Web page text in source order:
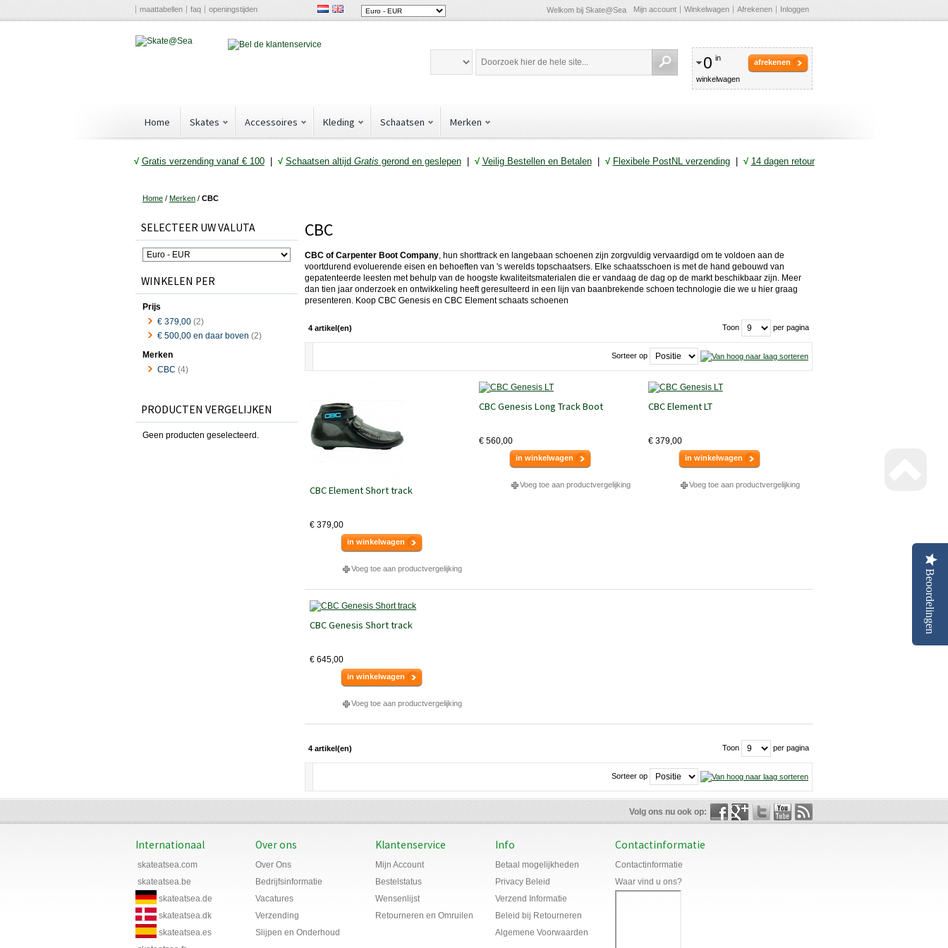
maattabellen faq openingstijden Welkom bij Skate@Sea Mijn account Winkelwagen Afrekenen Inloggen
0 in
winkelwagen
afrekenen
Home Skates Accessoires Kleding Schaatsen Merken
√ Gratis verzending vanaf € 100| √ Schaatsen altijd Gratis gerond en geslepen| √ Veilig Bestellen en Betalen| √ Flexibele PostNL verzending| √ 14 dagen retour
Home / Merken / CBC
CBC
CBC of Carpenter Boot Company, hun shorttrack en langebaan schoenen zijn zorgvuldig vervaardigd om te voldoen aan de
voortdurend evoluerende eisen en behoeften van 's werelds topschaatsers. Elke schaatsschoen is met de hand gebouwd van
gepatenteerde leesten met behulp van de hoogste kwaliteitsmaterialen die er vandaag de dag op de markt beschikbaar zijn. Meer
dan tien jaar onderzoek en ontwikkeling heeft geresulteerd in een lijn van baanbrekende schoen technologie die we u hier graag
presenteren. Koop CBC Genesis en CBC Element schaats schoenen
4 artikel(en) Toon per pagina
Sorteer op
CBC Element Short track
€ 379,00
in winkelwagen
Voeg toe aan productvergelijking
CBC Genesis Long Track Boot
€ 560,00
in winkelwagen
Voeg toe aan productvergelijking
CBC Element LT
€ 379,00
in winkelwagen
Voeg toe aan productvergelijking
CBC Genesis Short track
€ 645,00
in winkelwagen
Voeg toe aan productvergelijking
4 artikel(en) Toon per pagina
Sorteer op
SELECTEER UW VALUTA
WINKELEN PER
Prijs
€ 379,00 (2)
€ 500,00 en daar boven (2)
Merken
CBC (4)
PRODUCTEN VERGELIJKEN
Geen producten geselecteerd.
Volg ons nu ook op:
Internationaal
skateatsea.com
skateatsea.be
skateatsea.de
skateatsea.dk
skateatsea.es
Over ons
Over Ons
Bedrijfsinformatie
Vacatures
Verzending
Slijpen en Onderhoud
Klantenservice
Mijn Account
Bestelstatus
Wensenlijst
Retourneren en Omruilen
Info
Betaal mogelijkheden
Privacy Beleid
Verzend Informatie
Beleid bij Retourneren
Algemene Voorwaarden
Contactinformatie
Contactinformatie
Waar vind u ons?
Beoordelingen